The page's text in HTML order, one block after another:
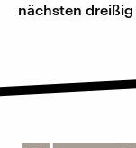
nächsten